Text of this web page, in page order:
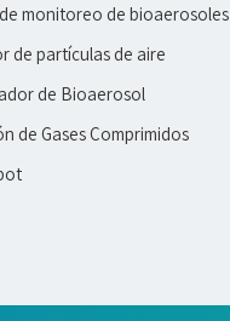
monitoreo de bioaerosoles
de partículas de aire
de Bioaerosol
de Gases Comprimidos